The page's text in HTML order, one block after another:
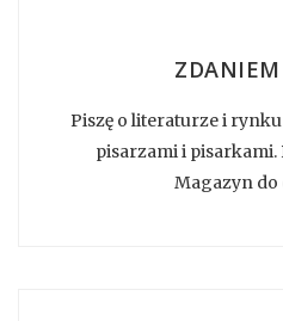
Piszę o literaturze i
pisarzami i pisarkami.
Magazyn do